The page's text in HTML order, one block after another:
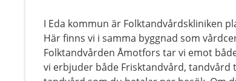
I Eda kommun är Folktandvårdskliniken
Här finns vi i samma byggnad som
Folktandvården Åmotfors tar vi emot
vi erbjuder både Frisktandvård, tandvård